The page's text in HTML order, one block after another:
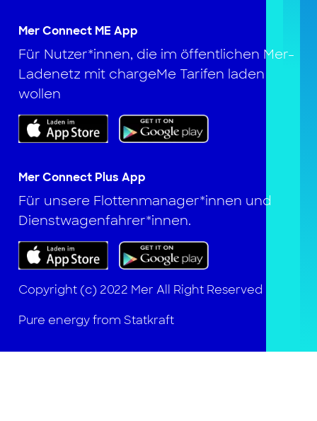
Mer Connect ME App
Für Nutzer*innen, die im öffentlichen Mer-
Ladenetz mit chargeMe Tarifen laden
wollen
Mer Connect Plus App
Für unsere Flottenmanager*innen und
Dienstwagenfahrer*innen.
Copyright (c) 2022 Mer All Right Reserved
Pure energy from Statkraft